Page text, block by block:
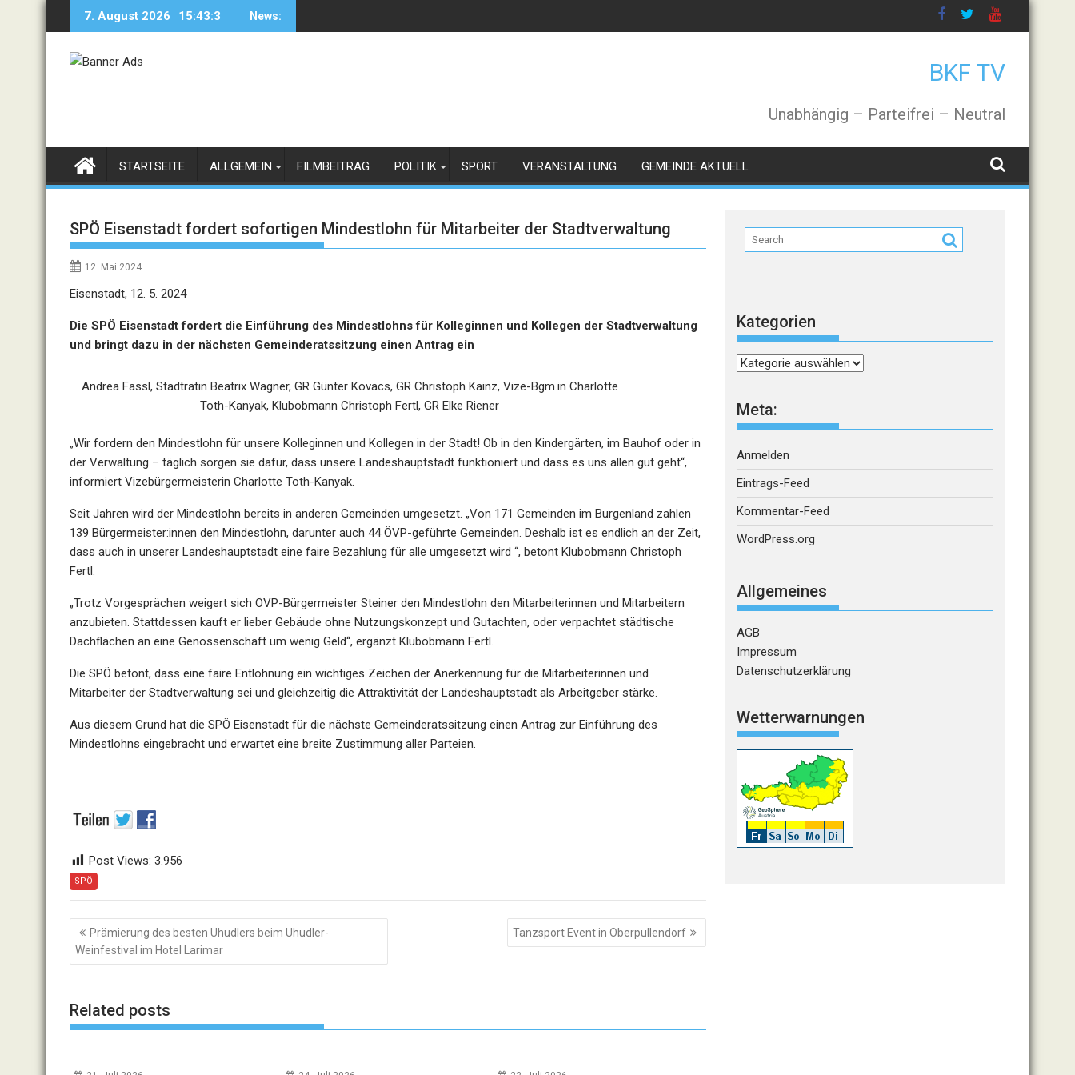
7. August 2026 15:43:3 News:
BKF TV
Unabhängig – Parteifrei – Neutral
STARTSEITE ALLGEMEIN FILMBEITRAG POLITIK SPORT VERANSTALTUNG GEMEINDE AKTUELL
SPÖ Eisenstadt fordert sofortigen Mindestlohn für Mitarbeiter der Stadtverwaltung
12. Mai 2024
Eisenstadt, 12. 5. 2024
Die SPÖ Eisenstadt fordert die Einführung des Mindestlohns für Kolleginnen und Kollegen der Stadtverwaltung
und bringt dazu in der nächsten Gemeinderatssitzung einen Antrag ein
Andrea Fassl, Stadträtin Beatrix Wagner, GR Günter Kovacs, GR Christoph Kainz, Vize-Bgm.in Charlotte
Toth-Kanyak, Klubobmann Christoph Fertl, GR Elke Riener
„Wir fordern den Mindestlohn für unsere Kolleginnen und Kollegen in der Stadt! Ob in den Kindergärten, im Bauhof oder in
der Verwaltung – täglich sorgen sie dafür, dass unsere Landeshauptstadt funktioniert und dass es uns allen gut geht“,
informiert Vizebürgermeisterin Charlotte Toth-Kanyak.
Seit Jahren wird der Mindestlohn bereits in anderen Gemeinden umgesetzt. „Von 171 Gemeinden im Burgenland zahlen
139 Bürgermeister:innen den Mindestlohn, darunter auch 44 ÖVP-geführte Gemeinden. Deshalb ist es endlich an der Zeit,
dass auch in unserer Landeshauptstadt eine faire Bezahlung für alle umgesetzt wird “, betont Klubobmann Christoph
Fertl.
„Trotz Vorgesprächen weigert sich ÖVP-Bürgermeister Steiner den Mindestlohn den Mitarbeiterinnen und Mitarbeitern
anzubieten. Stattdessen kauft er lieber Gebäude ohne Nutzungskonzept und Gutachten, oder verpachtet städtische
Dachflächen an eine Genossenschaft um wenig Geld“, ergänzt Klubobmann Fertl.
Die SPÖ betont, dass eine faire Entlohnung ein wichtiges Zeichen der Anerkennung für die Mitarbeiterinnen und
Mitarbeiter der Stadtverwaltung sei und gleichzeitig die Attraktivität der Landeshauptstadt als Arbeitgeber stärke.
Aus diesem Grund hat die SPÖ Eisenstadt für die nächste Gemeinderatssitzung einen Antrag zur Einführung des
Mindestlohns eingebracht und erwartet eine breite Zustimmung aller Parteien.
Post Views: 3.956
SPÖ
Beitragsnavigation
Prämierung des besten Uhudlers beim Uhudler-
Weinfestival im Hotel Larimar
Tanzsport Event in Oberpullendorf
Related posts
Kategorien
Kategorien
Meta:
Anmelden
Eintrags-Feed
Kommentar-Feed
WordPress.org
Allgemeines
AGB
Impressum
Datenschutzerklärung
Wetterwarnungen